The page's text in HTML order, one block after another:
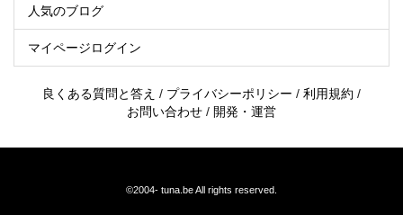
人気のブログ
マイページログイン
良くある質問と答え / プライバシーポリシー / 利用規約 /
お問い合わせ / 開発・運営
©2004- tuna.beAll rights reserved.